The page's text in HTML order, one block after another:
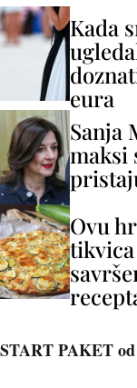
Kada
eura
Sanja
maksi
Ovu
START PAKET